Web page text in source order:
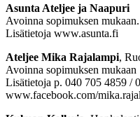
Asunta Ateljee ja Naapuri
Avoinna sopimuksen mukaan.
Lisätietoja www.asunta.fi
Ateljee Mika Rajalampi,
Avoinna sopimuksen mukaan
Lisätietoja p. 040 705 4859 /
www.facebook.com/